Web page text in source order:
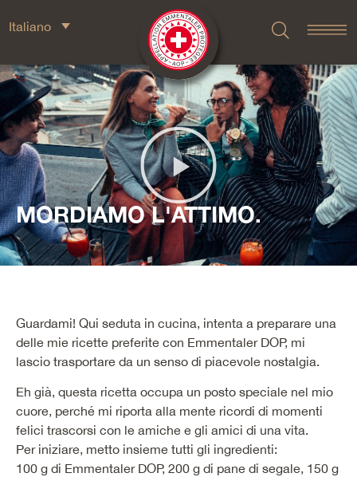
Italiano
MORDIAMO L'ATTIMO.
Guardami! Qui seduta in cucina, intenta a preparare una
delle mie ricette preferite con Emmentaler DOP, mi
lascio trasportare da un senso di piacevole nostalgia.
Eh già, questa ricetta occupa un posto speciale nel mio
cuore, perché mi riporta alla mente ricordi di momenti
felici trascorsi con le amiche e gli amici di una vita.
Per iniziare, metto insieme tutti gli ingredienti:
100 g di Emmentaler DOP, 200 g di pane di segale, 150 g